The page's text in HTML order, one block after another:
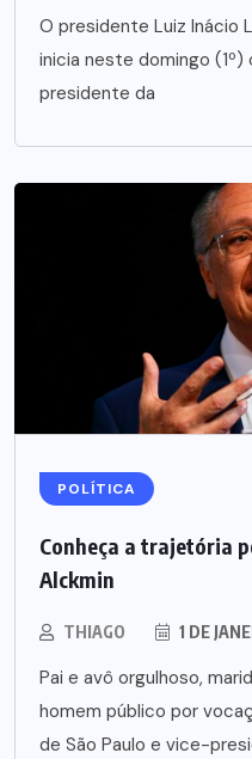
O presidente Luiz Inácio
inicia neste domingo
presidente da
POLÍTICA
Conheça a trajetória
Alckmin
THIAGO 1 DE
Pai e avô orgulhoso,
homem público por
de São Paulo e vice-